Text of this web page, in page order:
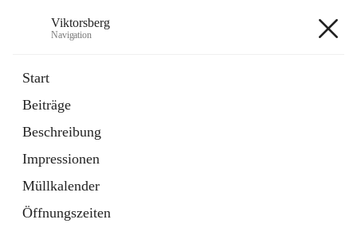
Viktorsberg
Navigation
Start
Beiträge
Beschreibung
Impressionen
Müllkalender
Öffnungszeiten
1 Schnellzugriff
Bürgerservice
10 Schnellzugriffe